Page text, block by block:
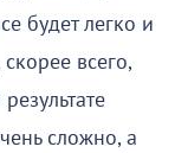
будет легко и
всего,
сложно, а